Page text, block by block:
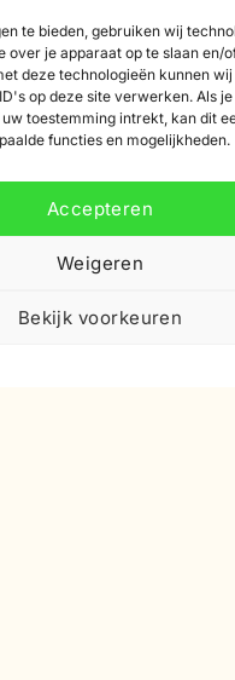
te bieden, gebruiken wij
over je apparaat op te slaan en/
deze technologieën kunnen
op deze site verwerken. Als je
toestemming intrekt, kan dit
functies en mogelijkheden.
Accepteren
Weigeren
Bekijk voorkeuren
onze nieuwsbrief